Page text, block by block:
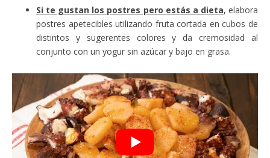
Si te gustan los postres pero estás a dieta, elabora
postres apetecibles utilizando fruta cortada en cubos de
distintos y sugerentes colores y da cremosidad al
conjunto con un yogur sin azúcar y bajo en grasa.